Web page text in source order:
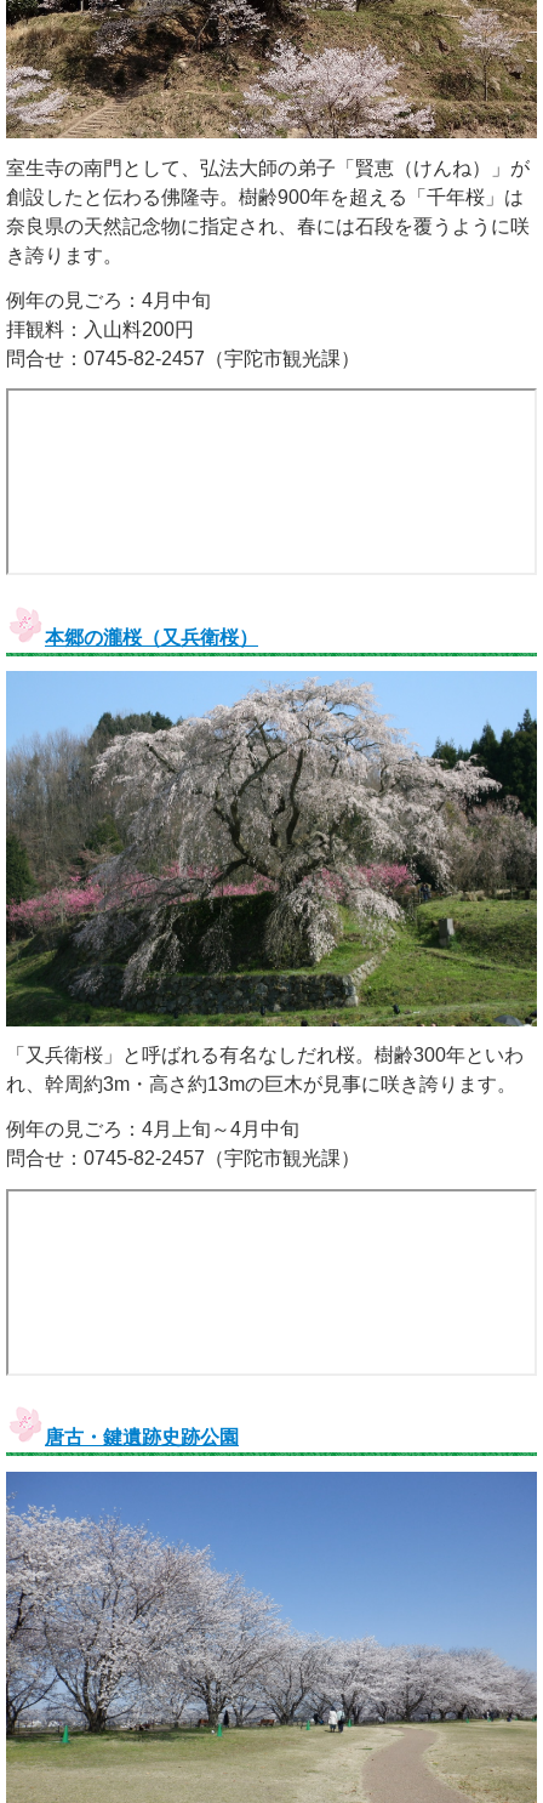
室生寺の南門として、弘法大師の弟子「賢恵（けんね）」が
創設したと伝わる佛隆寺。樹齢900年を超える「千年桜」は
奈良県の天然記念物に指定され、春には石段を覆うように咲
き誇ります。
例年の見ごろ：4月中旬
拝観料：入山料200円
問合せ：0745-82-2457（宇陀市観光課）
本郷の瀧桜（又兵衛桜）
「又兵衛桜」と呼ばれる有名なしだれ桜。樹齢300年といわ
れ、幹周約3m・高さ約13mの巨木が見事に咲き誇ります。
例年の見ごろ：4月上旬～4月中旬
問合せ：0745-82-2457（宇陀市観光課）
唐古・鍵遺跡史跡公園